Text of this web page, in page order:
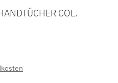
COL.